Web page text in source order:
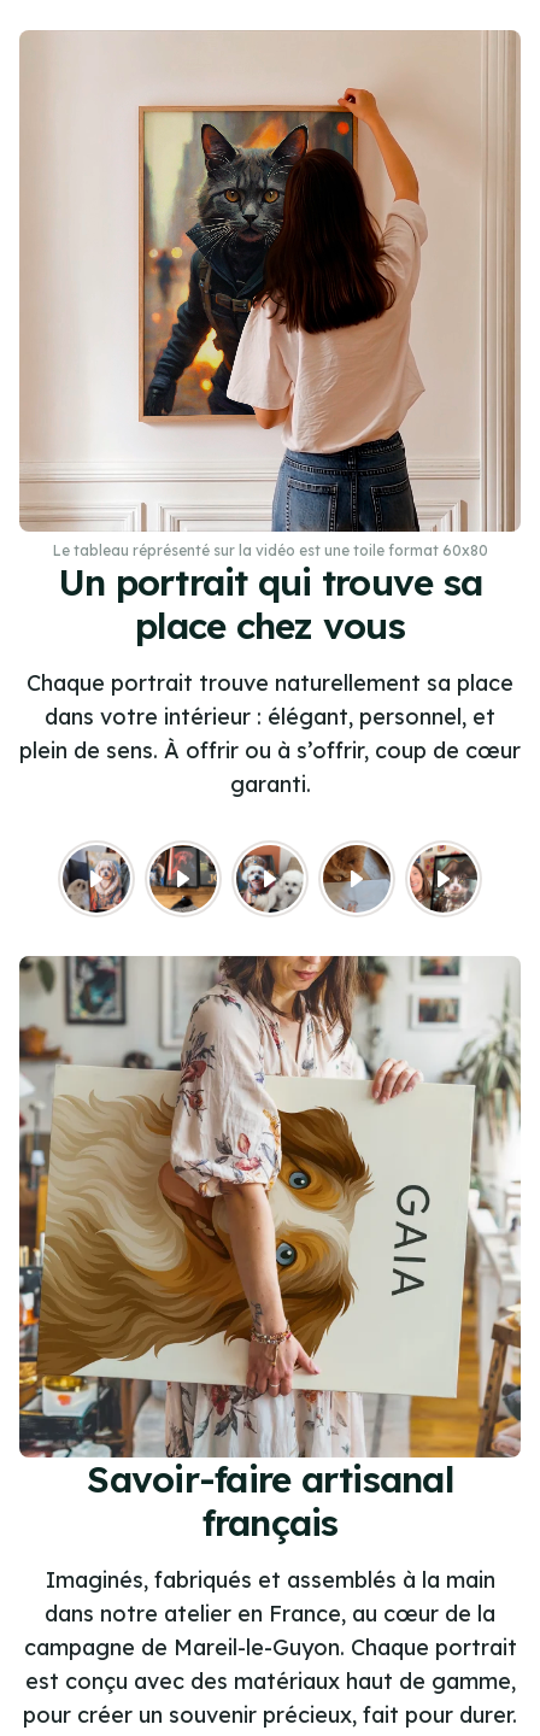
Un portrait qui trouve sa
place chez vous
Chaque portrait trouve naturellement sa place
dans votre intérieur : élégant, personnel, et
plein de sens. À offrir ou à s’offrir, coup de cœur
garanti.
Le tableau réprésenté sur la vidéo est une toile format 60x80
Savoir-faire artisanal
français
Imaginés, fabriqués et assemblés à la main
dans notre atelier en France, au cœur de la
campagne de Mareil-le-Guyon. Chaque portrait
est conçu avec des matériaux haut de gamme,
pour créer un souvenir précieux, fait pour durer.